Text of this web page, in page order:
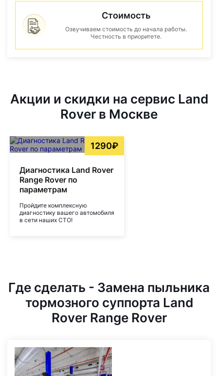
Стоимость
Озвучиваем стоимость до начала работы.
Честность в приоритете.
Акции и скидки на сервис Land
Rover в Москве
1290₽
Диагностика Land Rover
Range Rover по
параметрам
Пройдите комплексную
диагностику вашего автомобиля
в сети наших СТО!
Где сделать - Замена пыльника
тормозного суппорта Land
Rover Range Rover